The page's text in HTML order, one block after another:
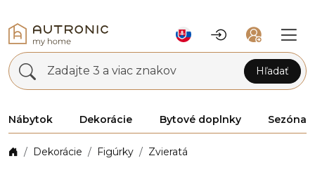
Zadajte 3 a viac znakov Hľadať
Nábytok Dekorácie Bytové doplnky Sezóna
Dekorácie Figúrky Zvieratá